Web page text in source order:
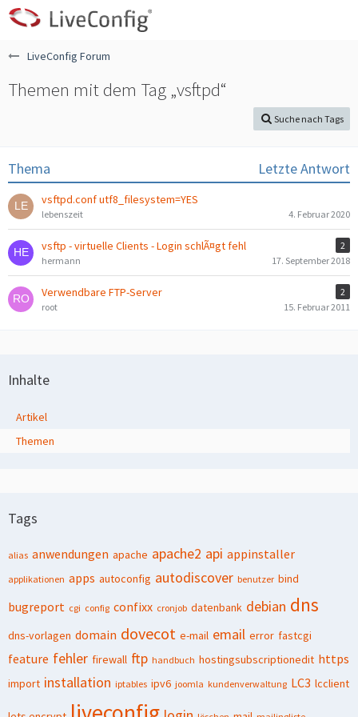
LiveConfig Forum
Themen mit dem Tag „vsftpd“
Suche nach Tags
Thema Letzte Antwort
vsftpd.conf utf8_filesystem=YES
lebenszeit 4. Februar 2020
vsftp - virtuelle Clients - Login schlÃ¤gt fehl
2
hermann
17. September 2018
Verwendbare FTP-Server
2
root
15. Februar 2011
Inhalte
Artikel
Themen
Tags
alias anwendungen apache apache2 api appinstaller
applikationen apps autoconfig autodiscover benutzer bind
bugreport cgi config confixx cronjob datenbank debian dns
dns-vorlagen domain dovecot e-mail email error fastcgi
feature fehler firewall ftp handbuch hostingsubscriptionedit https
import installation iptables ipv6 joomla kundenverwaltung LC3 lcclient